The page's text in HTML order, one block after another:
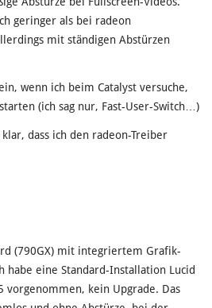
geringer als bei radeon
mit ständigen Abstürzen
wenn ich beim Catalyst versuche,
(ich sag nur, Fast-User-Switch…)
dass ich den radeon-Treiber
(790GX) mit integriertem Grafik-
habe eine Standard-Installation Lucid
vorgenommen, kein Upgrade. Das